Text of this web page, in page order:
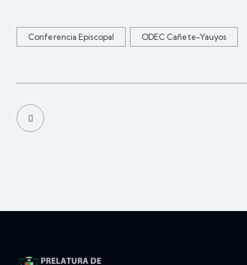
Conferencia Episcopal ODEC Cañete-Yauyos